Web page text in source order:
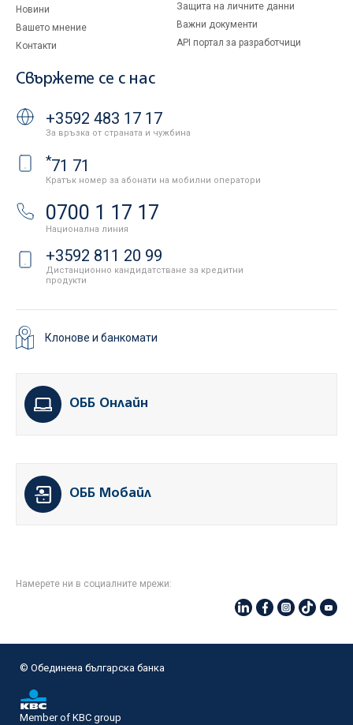
Новини
Вашето мнение
Контакти
Защита на личните данни
Важни документи
API портал за разработчици
Свържете се с нас
+3592 483 17 17
За връзка от страната и чужбина
*71 71
Кратък номер за абонати на мобилни оператори
0700 1 17 17
Национална линия
+3592 811 20 99
Дистанционно кандидатстване за кредитни
продукти
Клонове и банкомати
ОББ Онлайн
ОББ Мобайл
Намерете ни в социалните мрежи:
© Oбединена българска банка
Member of KBC group